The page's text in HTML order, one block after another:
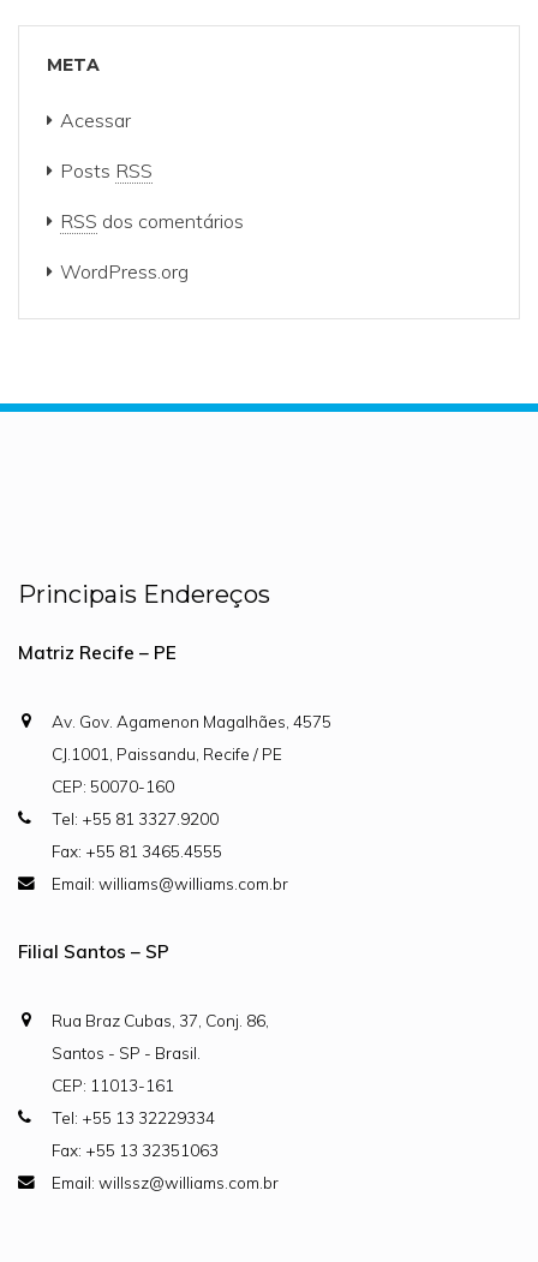
META
Acessar
Posts RSS
RSS dos comentários
WordPress.org
Principais Endereços
Matriz Recife – PE
Av. Gov. Agamenon Magalhães, 4575
CJ.1001, Paissandu, Recife / PE
CEP: 50070-160
Tel: +55 81 3327.9200
Fax: +55 81 3465.4555
Email: williams@williams.com.br
Filial Santos – SP
Rua Braz Cubas, 37, Conj. 86,
Santos - SP - Brasil.
CEP: 11013-161
Tel: +55 13 32229334
Fax: +55 13 32351063
Email: willssz@williams.com.br